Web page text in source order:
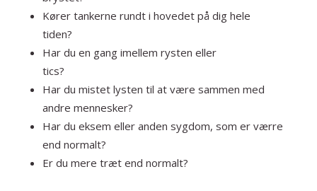
Kører tankerne rundt i hovedet på dig hele
tiden?
Har du en gang imellem rysten eller
tics?
Har du mistet lysten til at være sammen med
andre mennesker?
Har du eksem eller anden sygdom, som er værre
end normalt?
Er du mere træt end normalt?